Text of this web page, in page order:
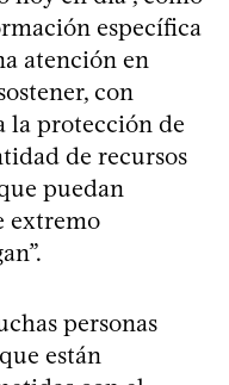
específica
atención en
con
la protección de
de recursos
puedan
extremo
personas
están